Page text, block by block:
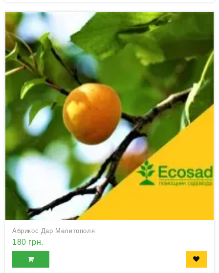
Абрикос Дар Мелитополя
180 грн.